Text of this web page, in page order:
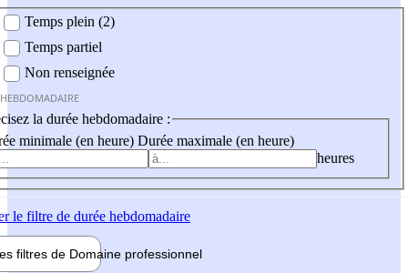
Temps plein (2)
Temps partiel
Non renseignée
la durée hebdomadaire :
minimale (en heure) Durée maximale (en heure)
heures
le filtre de durée hebdomadaire
filtres de Domaine professionnel